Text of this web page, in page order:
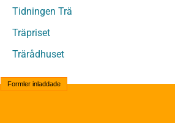
Formler inladdade
Sågat virke Behandlat
Övriga träprodukter
Övrigt byggvirke
Underlagsspont
Tidningen Trä
Träpriset
Trärådhuset